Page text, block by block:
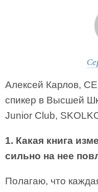
Алексей Карлов,
спикер в Высшей
Junior Club,
1. Какая книга
сильно на нее
Полагаю, что